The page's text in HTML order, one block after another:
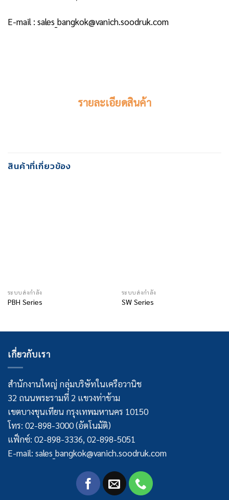
E-mail : sales_bangkok@vanich.soodruk.com
รายละเอียดสินค้า
สินค้าที่เกี่ยวข้อง
ระบบส่งกำลัง
PBH Series
ระบบส่งกำลัง
SW Series
เกี่ยวกับเรา
สำนักงานใหญ่ กลุ่มบริษัทในเครือวานิช
32 ถนนพระรามที่ 2 แขวงท่าข้าม
เขตบางขุนเทียน กรุงเทพมหานคร 10150
โทร: 02-898-3000 (อัตโนมัติ)
แฟ็กซ์: 02-898-3336, 02-898-5051
E-mail: sales_bangkok@vanich.soodruk.com